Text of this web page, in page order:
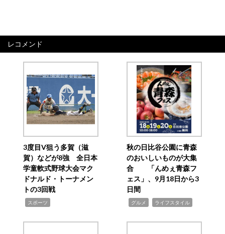
レコメンド
3度目V狙う多賀（滋
賀）などが8強 全日本
学童軟式野球大会マク
ドナルド・トーナメン
トの3回戦
スポーツ
秋の日比谷公園に青森
のおいしいものが大集
合 「んめぇ青森フ
ェス」、9月18日から3
日間
グルメ ライフスタイル